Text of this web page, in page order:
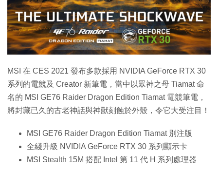
MSI 在 CES 2021 發布多款採用 NVIDIA GeForce RTX 30
系列的電競及 Creator 新筆電，當中以眾神之母 Tiamat 命
名的 MSI GE76 Raider Dragon Edition Tiamat 電競筆電，
將封藏已久的古老神話與神獸刻蝕於外殼，令它大受注目！
MSI GE76 Raider Dragon Edition Tiamat 別注版
全綫升級 NVIDIA GeForce RTX 30 系列顯示卡
MSI Stealth 15M 搭配 Intel 第 11 代 H 系列處理器